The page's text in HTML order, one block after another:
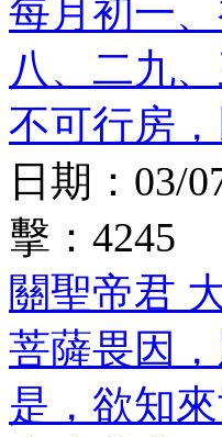
每月初一
八、二九
不可行房
日期： 03/
擊： 4245
關聖帝君
菩薩畏因
是，欲知